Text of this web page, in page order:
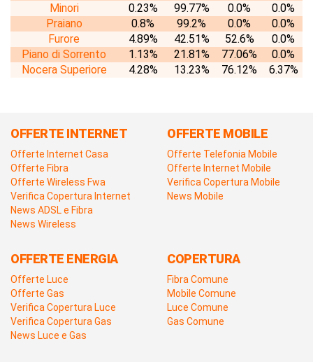
Minori
0.23% 99.77% 0.0%
0.0%
Praiano
0.8% 99.2% 0.0%
0.0%
Furore
4.89% 42.51% 52.6%
0.0%
Piano di Sorrento
1.13% 21.81% 77.06%
0.0%
Nocera Superiore
4.28% 13.23% 76.12% 6.37%
OFFERTE INTERNET
Offerte Internet Casa
Offerte Fibra
Offerte Wireless Fwa
Verifica Copertura Internet
News ADSL e Fibra
News Wireless
OFFERTE MOBILE
Offerte Telefonia Mobile
Offerte Internet Mobile
Verifica Copertura Mobile
News Mobile
OFFERTE ENERGIA
Offerte Luce
Offerte Gas
Verifica Copertura Luce
Verifica Copertura Gas
News Luce e Gas
COPERTURA
Fibra Comune
Mobile Comune
Luce Comune
Gas Comune